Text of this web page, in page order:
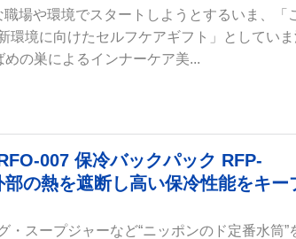
場や環境でスタートしようとするいま、「
境に向けたセルフケアギフト」としていま
めの巣によるインナーケア美...
007 保冷バックパック RFP-
の熱を遮断し高い保冷性能をキー
スープジャーなど“ニッポンのド定番水筒”